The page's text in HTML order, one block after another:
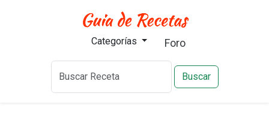
Categorías Foro
Buscar